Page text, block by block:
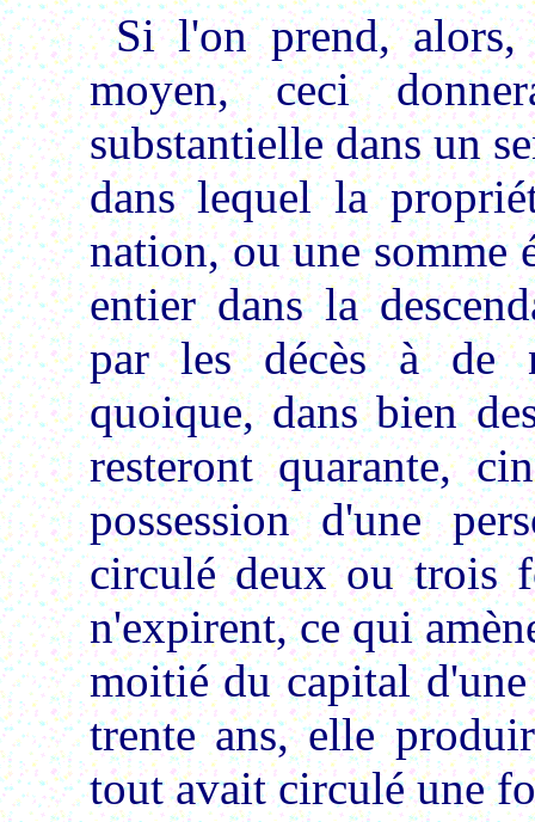
Si l'on prend, alors,
moyen, ceci
substantielle dans un
dans lequel la
nation, ou une somme
entier dans la
par les décès à de
quoique, dans bien
resteront quarante,
possession d'une
circulé deux ou trois
n'expirent, ce qui
moitié du capital
trente ans, elle
tout avait circulé une